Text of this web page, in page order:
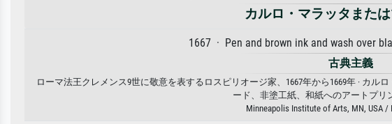
カルロ・マラッタまた
1667 · Pen and brown ink and wash over
古典主義
ローマ法王クレメンス9世に敬意を表するロスピリオージ家、1667年から1669年 · カ
ード、非塗工紙、和紙へのアートプリ
Minneapolis Institute of Arts, MN, USA /